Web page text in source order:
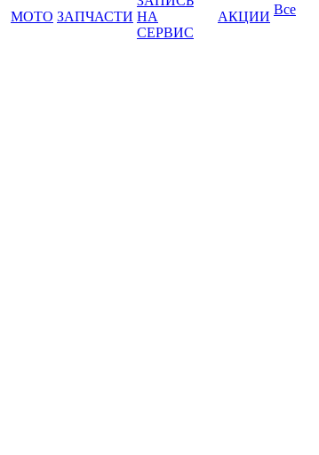
МОТО ЗАПЧАСТИ НА
СЕРВИС
АКЦИИ Все